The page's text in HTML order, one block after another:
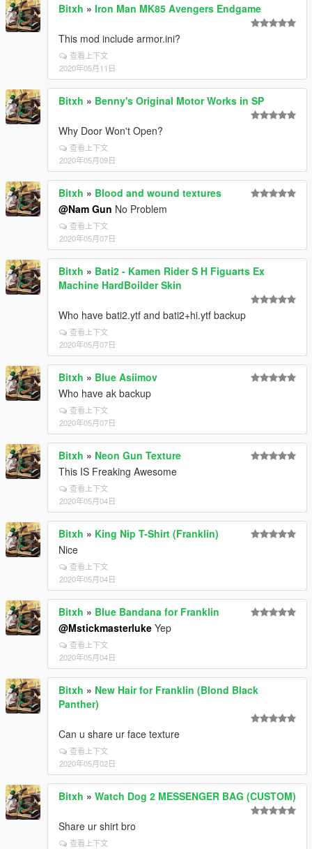
Bitxh » Iron Man MK85 Avengers Endgame
This mod include armor.ini?
查看上下文
2020年05月11日
Bitxh » Benny's Original Motor Works in SP
Why Door Won't Open?
查看上下文
2020年05月09日
Bitxh » Blood and wound textures
@Nam Gun No Problem
查看上下文
2020年05月07日
Bitxh » Bati2 - Kamen Rider S H Figuarts Ex
Machine HardBoilder Skin
Who have bati2.ytf and bati2+hi.ytf backup
查看上下文
2020年05月07日
Bitxh » Blue Asiimov
Who have ak backup
查看上下文
2020年05月07日
Bitxh » Neon Gun Texture
This IS Freaking Awesome
查看上下文
2020年05月04日
Bitxh » King Nip T-Shirt (Franklin)
Nice
查看上下文
2020年05月04日
Bitxh » Blue Bandana for Franklin
@Mstickmasterluke Yep
查看上下文
2020年05月04日
Bitxh » New Hair for Franklin (Blond Black
Panther)
Can u share ur face texture
查看上下文
2020年05月02日
Bitxh » Watch Dog 2 MESSENGER BAG (CUSTOM)
Share ur shirt bro
查看上下文